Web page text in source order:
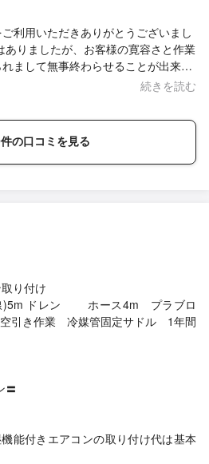
キリ！ 台風の中、取り外
を汚さないよう、雨で家具を濡らさ
と思います。とてもとても丁寧に取
ました。ありがとうございました。
は、また是非オオツキ電機さんにお
利用いただきありがとうございまし
ありましたが、お客様の寛容さと作業
まして無事終わらせることが出来ま
いクチコミ評価にも感謝致します。次
続きを読む
の口コミを見る
り付け
)5m ドレン ホース4m プラブロ
引き作業 冷媒管固定サドル 1年間
〓
能付きエアコンの取り付け代は基本